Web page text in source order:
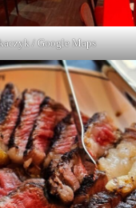
/ Google Maps